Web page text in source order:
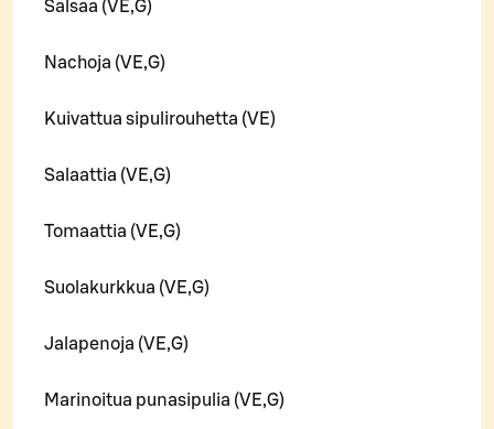
Salsaa (VE,G)
Nachoja (VE,G)
Kuivattua sipulirouhetta (VE)
Salaattia (VE,G)
Tomaattia (VE,G)
Suolakurkkua (VE,G)
Jalapenoja (VE,G)
Marinoitua punasipulia (VE,G)